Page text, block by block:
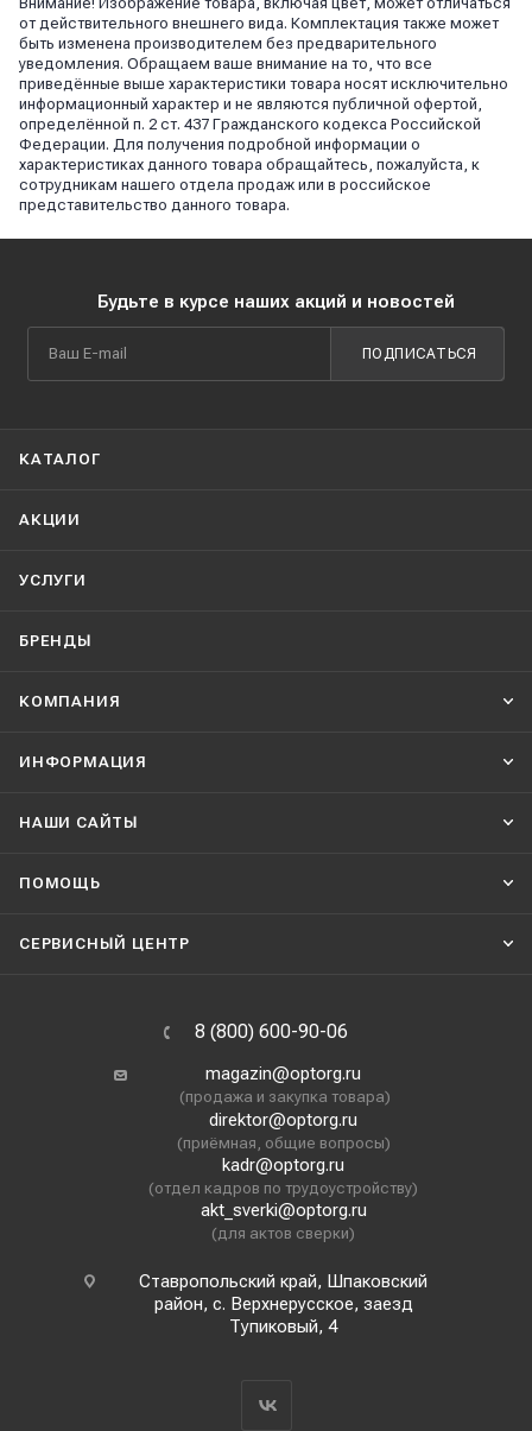
от действительного внешнего вида. Комплектация также может
быть изменена производителем без предварительного
уведомления. Обращаем ваше внимание на то, что все
приведённые выше характеристики товара носят исключительно
информационный характер и не являются публичной офертой,
определённой п. 2 ст. 437 Гражданского кодекса Российской
Федерации. Для получения подробной информации о
характеристиках данного товара обращайтесь, пожалуйста, к
сотрудникам нашего отдела продаж или в российское
представительство данного товара.
Будьте в курсе наших акций и новостей
ПОДПИСАТЬСЯ
КАТАЛОГ
АКЦИИ
УСЛУГИ
БРЕНДЫ
КОМПАНИЯ
ИНФОРМАЦИЯ
НАШИ CАЙТЫ
ПОМОЩЬ
СЕРВИСНЫЙ ЦЕНТР
8 (800) 600-90-06
magazin@optorg.ru
(продажа и закупка товара)
direktor@optorg.ru
(приёмная, общие вопросы)
kadr@optorg.ru
(отдел кадров по трудоустройству)
akt_sverki@optorg.ru
(для актов сверки)
Ставропольский край, Шпаковский
район, с. Верхнерусское, заезд
Тупиковый, 4